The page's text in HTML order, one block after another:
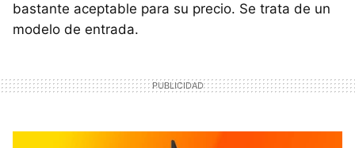
bastante aceptable para su precio. Se trata de un
modelo de entrada.